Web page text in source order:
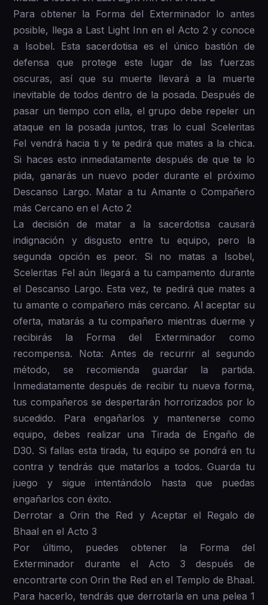
Para obtener la Forma del Exterminador lo antes
posible, llega a Last Light Inn en el Acto 2 y conoce
a Isobel. Esta sacerdotisa es el único bastión de
defensa que protege este lugar de las fuerzas
oscuras, así que su muerte llevará a la muerte
inevitable de todos dentro de la posada. Después de
pasar un tiempo con ella, el grupo debe repeler un
ataque en la posada juntos, tras lo cual Sceleritas
Fel vendrá hacia ti y te pedirá que mates a la chica.
Si haces esto inmediatamente después de que te lo
pida, ganarás un nuevo poder durante el próximo
Descanso Largo. Matar a tu Amante o Compañero
más Cercano en el Acto 2
La decisión de matar a la sacerdotisa causará
indignación y disgusto entre tu equipo, pero la
segunda opción es peor. Si no matas a Isobel,
Sceleritas Fel aún llegará a tu campamento durante
el Descanso Largo. Esta vez, te pedirá que mates a
tu amante o compañero más cercano. Al aceptar su
oferta, matarás a tu compañero mientras duerme y
recibirás la Forma del Exterminador como
recompensa. Nota: Antes de recurrir al segundo
método, se recomienda guardar la partida.
Inmediatamente después de recibir tu nueva forma,
tus compañeros se despertarán horrorizados por lo
sucedido. Para engañarlos y mantenerse como
equipo, debes realizar una Tirada de Engaño de
D30. Si fallas esta tirada, tu equipo se pondrá en tu
contra y tendrás que matarlos a todos. Guarda tu
juego y sigue intentándolo hasta que puedas
engañarlos con éxito.
Derrotar a Orin the Red y Aceptar el Regalo de
Bhaal en el Acto 3
Por último, puedes obtener la Forma del
Exterminador durante el Acto 3 después de
encontrarte con Orin the Red en el Templo de Bhaal.
Para hacerlo, tendrás que derrotarla en una pelea 1